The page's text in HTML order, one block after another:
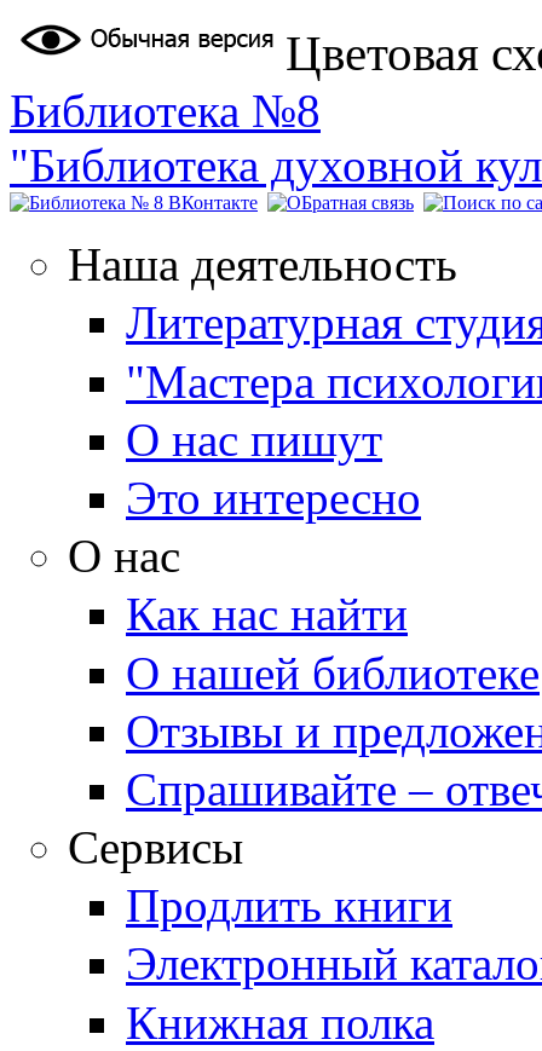
Перейти к основному содержанию
Цветовая
Библиотека №8
"Библиотека духовной
Наша деятельность
Литературная
"Мастера
О нас пишут
Это интересно
О нас
Как нас найти
О нашей библиотеке
Отзывы и
Спрашивайте –
Сервисы
Продлить книги
Электронный
Книжная полка